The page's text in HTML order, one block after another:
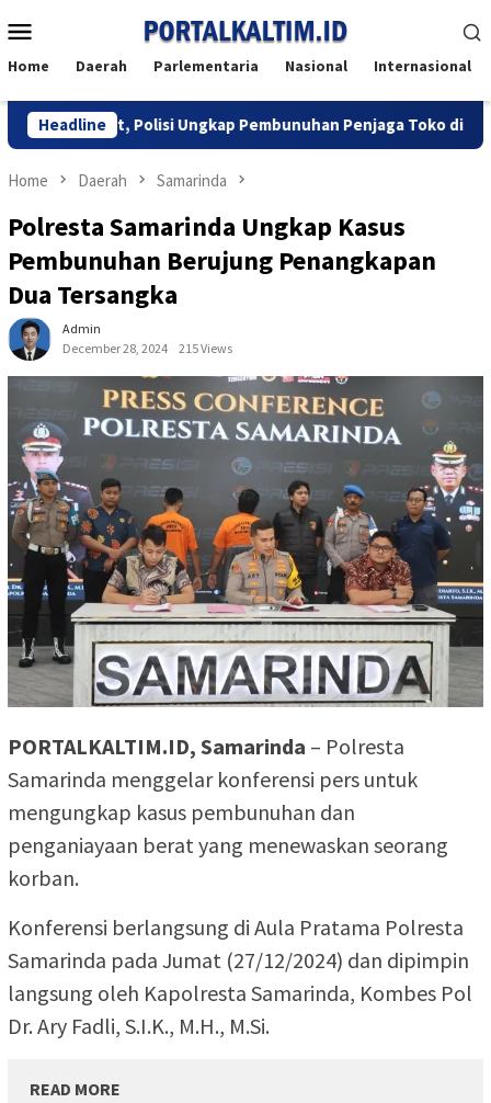
to
Menu
Home Daerah Parlementaria Nasional Internasional
Headline
Maut, Polisi Ungkap Pembunuhan Penjaga Toko di Balikpapan
Home Daerah Samarinda
Polresta Samarinda Ungkap Kasus
Pembunuhan Berujung Penangkapan
Dua Tersangka
Admin
December 28, 2024
215 Views
PORTALKALTIM.ID, Samarinda – Polresta
Samarinda menggelar konferensi pers untuk
mengungkap kasus pembunuhan dan
penganiayaan berat yang menewaskan seorang
korban.
Konferensi berlangsung di Aula Pratama Polresta
Samarinda pada Jumat (27/12/2024) dan dipimpin
langsung oleh Kapolresta Samarinda, Kombes Pol
Dr. Ary Fadli, S.I.K., M.H., M.Si.
READ MORE